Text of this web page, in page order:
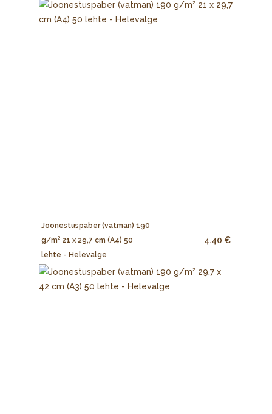
Joonestuspaber (vatman) 190
g/m² 21 x 29,7 cm (A4) 50
lehte - Helevalge
4.40 €